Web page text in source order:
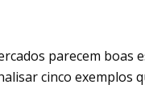
parecem boas
cinco exemplos